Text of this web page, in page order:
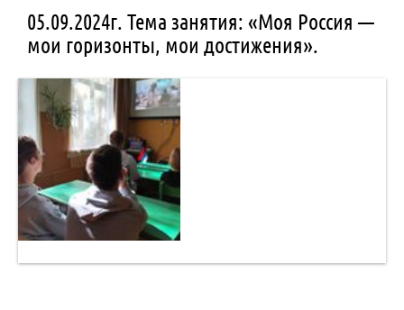
05.09.2024г. Тема занятия: «Моя Россия —
мои горизонты, мои достижения».